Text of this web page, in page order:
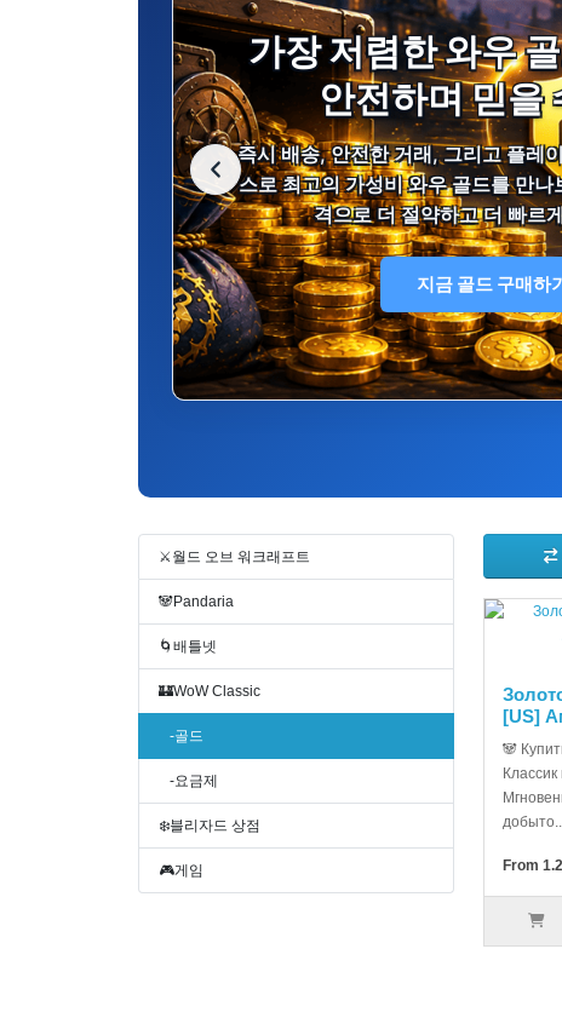
가장 저렴한 와우
안전하며 믿을
즉시 배송, 안전한 거래, 그리고 플레
스로 최고의 가성비 와우 골드를 만나
격으로 더 절약하고 더 빠르
지금 골드 구매하
⚔️월드 오브 워크래프트
🐼Pandaria
🌀배틀넷
🏰WoW Classic
-골드
-요금제
❄️블리자드 상점
🎮게임
[US]
🐼
добыто..
From